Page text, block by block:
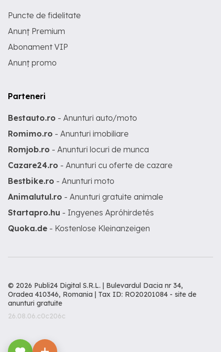
Puncte de fidelitate
Anunț Premium
Abonament VIP
Anunț promo
Parteneri
Bestauto.ro - Anunturi auto/moto
Romimo.ro - Anunturi imobiliare
Romjob.ro - Anunturi locuri de munca
Cazare24.ro - Anunturi cu oferte de cazare
Bestbike.ro - Anunturi moto
Animalutul.ro - Anunturi gratuite animale
Startapro.hu - Ingyenes Apróhirdetés
Quoka.de - Kostenlose Kleinanzeigen
© 2026 Publi24 Digital S.R.L. | Bulevardul Dacia nr 34,
Oradea 410346, Romania | Tax ID: RO20201084 - site de
anunturi gratuite
26.08.06.c0c206c